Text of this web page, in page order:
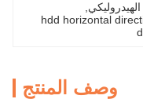
hdd horizontal
وصف المنتج